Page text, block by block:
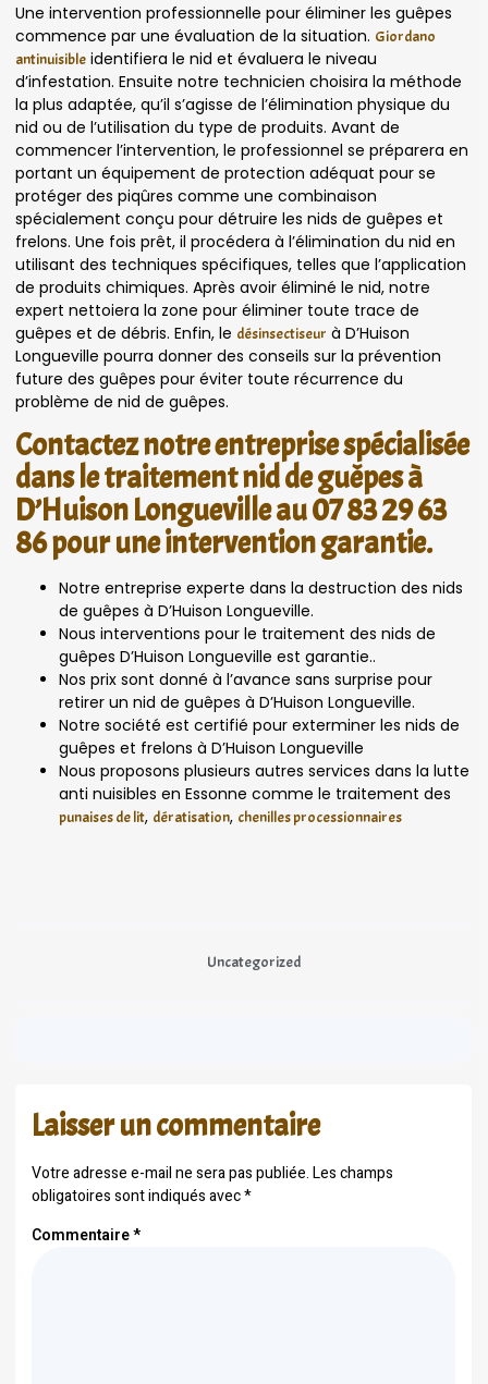
Une intervention professionnelle pour éliminer les guêpes
commence par une évaluation de la situation. Giordano
antinuisible identifiera le nid et évaluera le niveau
d’infestation. Ensuite notre technicien choisira la méthode
la plus adaptée, qu’il s’agisse de l’élimination physique du
nid ou de l’utilisation du type de produits. Avant de
commencer l’intervention, le professionnel se préparera en
portant un équipement de protection adéquat pour se
protéger des piqûres comme une combinaison
spécialement conçu pour détruire les nids de guêpes et
frelons. Une fois prêt, il procédera à l’élimination du nid en
utilisant des techniques spécifiques, telles que l’application
de produits chimiques. Après avoir éliminé le nid, notre
expert nettoiera la zone pour éliminer toute trace de
guêpes et de débris. Enfin, le désinsectiseur à D’Huison
Longueville pourra donner des conseils sur la prévention
future des guêpes pour éviter toute récurrence du
problème de nid de guêpes.
Contactez notre entreprise spécialisée
dans le traitement nid de guêpes à
D’Huison Longueville au 07 83 29 63
86 pour une intervention garantie.
Notre entreprise experte dans la destruction des nids
de guêpes à D’Huison Longueville.
Nous interventions pour le traitement des nids de
guêpes D’Huison Longueville est garantie..
Nos prix sont donné à l’avance sans surprise pour
retirer un nid de guêpes à D’Huison Longueville.
Notre société est certifié pour exterminer les nids de
guêpes et frelons à D’Huison Longueville
Nous proposons plusieurs autres services dans la lutte
anti nuisibles en Essonne comme le traitement des
punaises de lit, dératisation, chenilles processionnaires
Uncategorized
Laisser un commentaire
Votre adresse e-mail ne sera pas publiée.Les champs
obligatoires sont indiqués avec*
Commentaire*